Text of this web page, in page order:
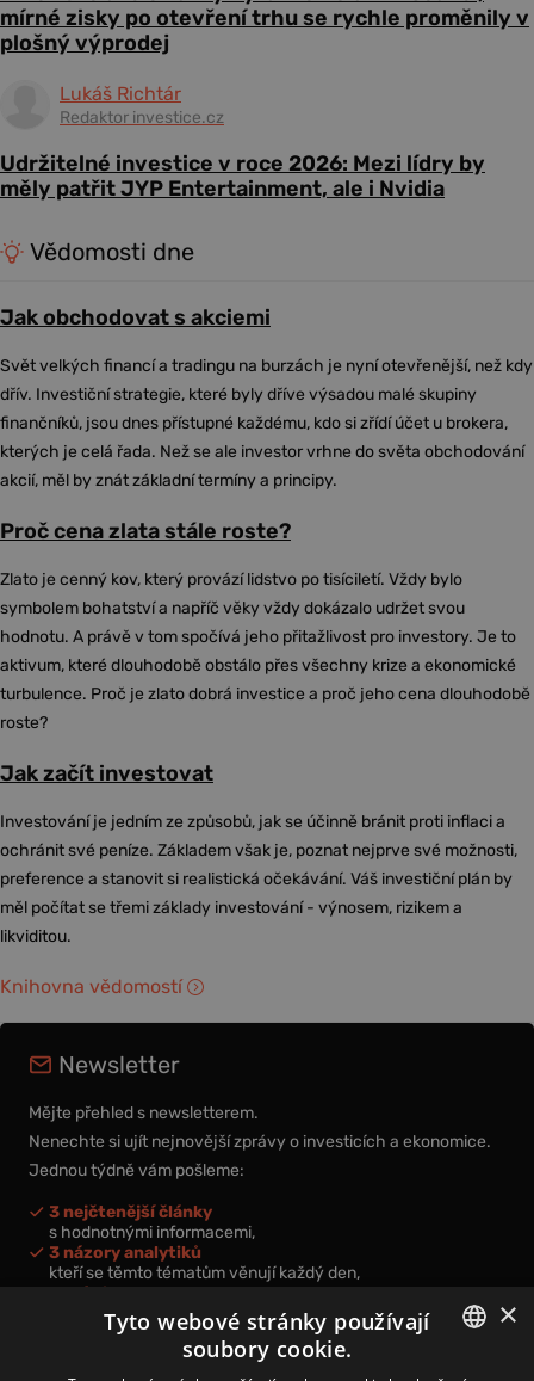
mírné zisky po otevření trhu se rychle proměnily v
plošný výprodej
Lukáš Richtár
Redaktor investice.cz
Udržitelné investice v roce 2026: Mezi lídry by
měly patřit JYP Entertainment, ale i Nvidia
Vědomosti dne
Jak obchodovat s akciemi
Svět velkých financí a tradingu na burzách je nyní otevřenější, než kdy
dřív. Investiční strategie, které byly dříve výsadou malé skupiny
finančníků, jsou dnes přístupné každému, kdo si zřídí účet u brokera,
kterých je celá řada. Než se ale investor vrhne do světa obchodování
akcií, měl by znát základní termíny a principy.
Proč cena zlata stále roste?
Zlato je cenný kov, který provází lidstvo po tisíciletí. Vždy bylo
symbolem bohatství a napříč věky vždy dokázalo udržet svou
hodnotu. A právě v tom spočívá jeho přitažlivost pro investory. Je to
aktivum, které dlouhodobě obstálo přes všechny krize a ekonomické
turbulence. Proč je zlato dobrá investice a proč jeho cena dlouhodobě
roste?
Jak začít investovat
Investování je jedním ze způsobů, jak se účinně bránit proti inflaci a
ochránit své peníze. Základem však je, poznat nejprve své možnosti,
preference a stanovit si realistická očekávání. Váš investiční plán by
měl počítat se třemi základy investování - výnosem, rizikem a
likviditou.
Knihovna vědomostí
Newsletter
Mějte přehled s newsletterem.
Nenechte si ujít nejnovější zprávy o investicích a ekonomice.
Jednou týdně vám pošleme:
3 nejčtenější články
s hodnotnými informacemi,
3 názory analytiků
kteří se těmto tématům věnují každý den,
nová videa a podcasty
k prohloubení vašich znalostí.
×
Tyto webové stránky používají
soubory cookie.